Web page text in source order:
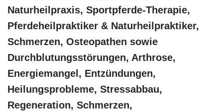
Naturheilpraxis, Sportpferde-Therapie,
Pferdeheilpraktiker & Naturheilpraktiker,
Schmerzen, Osteopathen sowie
Durchblutungsstörungen, Arthrose,
Energiemangel, Entzündungen,
Heilungsprobleme, Stressabbau,
Regeneration, Schmerzen,